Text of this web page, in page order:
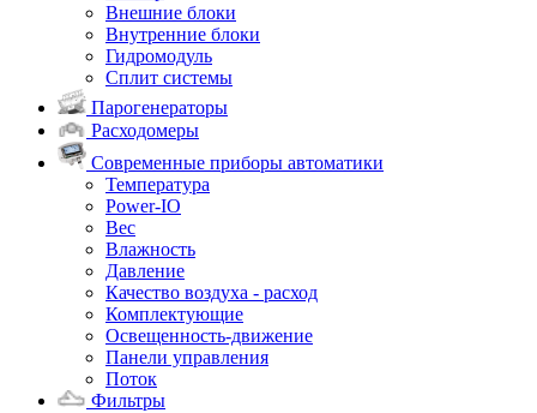
Внешние блоки
Внутренние блоки
Гидромодуль
Сплит системы
Парогенераторы
Расходомеры
Современные приборы автоматики
Температура
Power-IO
Вес
Влажность
Давление
Качество воздуха - расход
Комплектующие
Освещенность-движение
Панели управления
Поток
Фильтры